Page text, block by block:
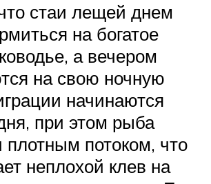
стаи лещей днем
на богатое
а вечером
на свою ночную
начинаются
при этом рыба
плотным потоком, что
неплохой клев на